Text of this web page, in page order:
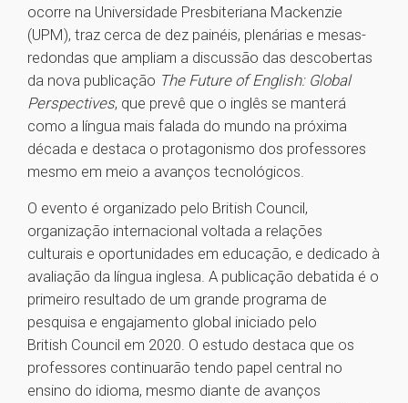
ocorre na Universidade Presbiteriana Mackenzie
(UPM), traz cerca de dez painéis, plenárias e mesas-
redondas que ampliam a discussão das descobertas
da nova publicação The Future of English: Global
Perspectives, que prevê que o inglês se manterá
como a língua mais falada do mundo na próxima
década e destaca o protagonismo dos professores
mesmo em meio a avanços tecnológicos.
O evento é organizado pelo British Council,
organização internacional voltada a relações
culturais e oportunidades em educação, e dedicado à
avaliação da língua inglesa. A publicação debatida é o
primeiro resultado de um grande programa de
pesquisa e engajamento global iniciado pelo
British Council em 2020. O estudo destaca que os
professores continuarão tendo papel central no
ensino do idioma, mesmo diante de avanços